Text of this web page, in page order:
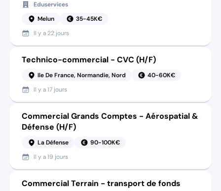
Eduservices
Melun
35-45K€
Il y a 22 jours
Technico-commercial - CVC (H/F)
Ile De France, Normandie, Nord
40-60K€
Il y a17 jours
Commercial Grands Comptes - Aérospatial &
Défense (H/F)
La Défense
90-100K€
Il y a19 jours
Commercial Terrain - transport de fonds